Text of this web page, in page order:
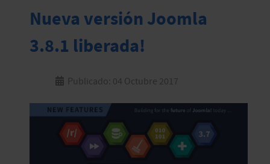
Nueva versión Joomla
3.8.1 liberada!
Publicado: 04 Octubre 2017